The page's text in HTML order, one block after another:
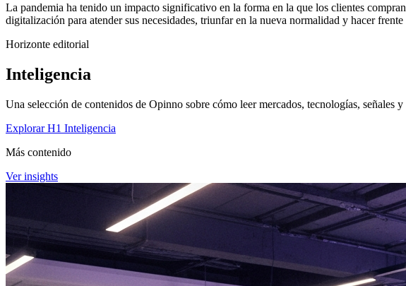
La pandemia ha tenido un impacto significativo en la forma en la que los clientes
digitalización para atender sus necesidades, triunfar en la nueva normalidad y hacer
Horizonte editorial
Inteligencia
Una selección de contenidos de Opinno sobre cómo leer mercados, tecnologías, señales
Explorar H1 Inteligencia
Más contenido
Ver insights